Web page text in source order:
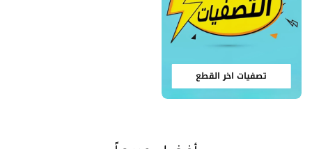
تصفيات اخر القطع